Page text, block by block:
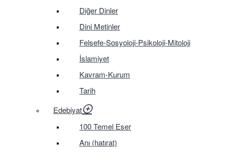
Diğer Dinler
Dini Metinler
Felsefe-Sosyoloji-Psikoloji-Mitoloji
İslamiyet
Kavram-Kurum
Tarih
Edebiyat
100 Temel Eser
Anı (hatırat)